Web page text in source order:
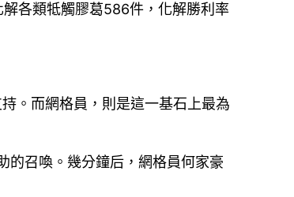
各類牴觸膠葛586件，化解勝利率
。而網格員，則是這一基石上最為
的召喚。幾分鐘后，網格員何家豪